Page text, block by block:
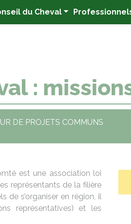
du Cheval
:
DE PROJETS COMMUNS
est une association loi
représentants de la filière
de s’organiser en région, il
représentatives) et les